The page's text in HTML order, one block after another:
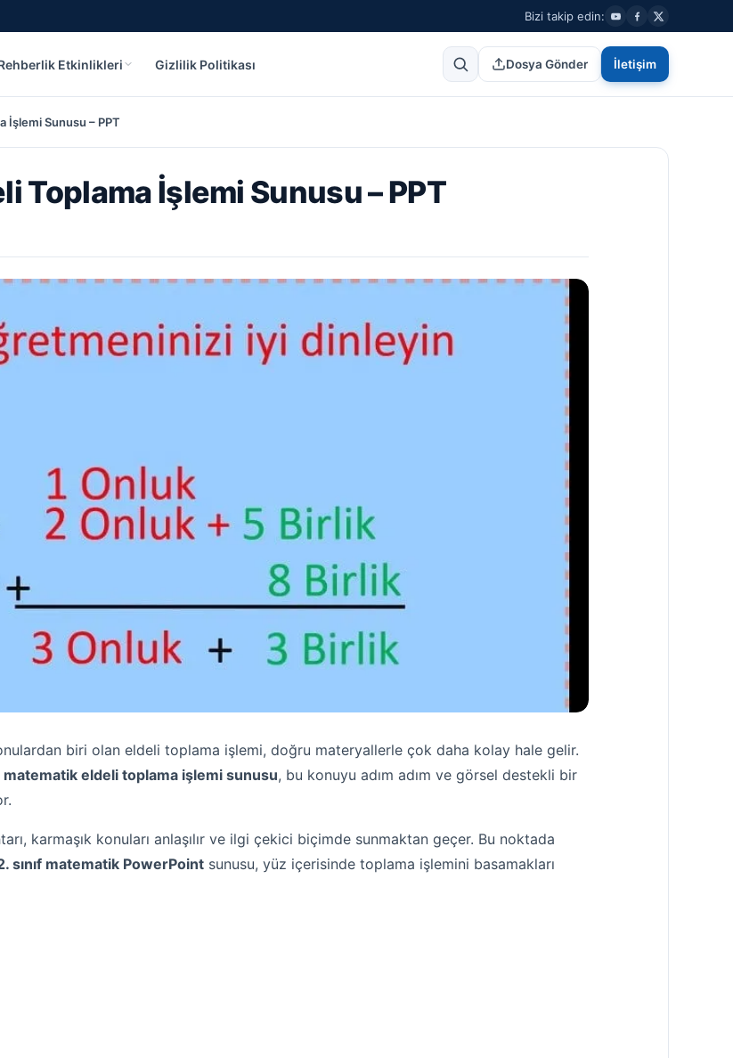
Bizi takip edin:
Etkinlikleri Gizlilik Politikası Dosya Gönder İletişim
İşlemi Sunusu – PPT
Toplama İşlemi Sunusu – PPT
biri olan eldeli toplama işlemi, doğru materyallerle çok daha kolay hale gelir.
matematik eldeli toplama işlemi sunusu, bu konuyu adım adım ve görsel destekli bir
karmaşık konuları anlaşılır ve ilgi çekici biçimde sunmaktan geçer. Bu noktada
sınıf matematik PowerPoint sunusu, yüz içerisinde toplama işlemini basamakları